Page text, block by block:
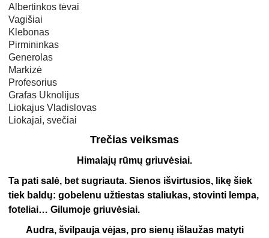
Albertinkos tėvai
Vagišiai
Klebonas
Pirmininkas
Generolas
Markizė
Profesorius
Grafas Uknolijus
Liokajus Vladislovas
Liokajai, svečiai
Trečias veiksmas
Himalajų rūmų griuvėsiai.
Ta pati salė, bet sugriauta. Sienos išvirtusios, likę šiek
tiek baldų: gobelenu užtiestas staliukas, stovinti lempa,
foteliai… Gilumoje griuvėsiai.
Audra, švilpauja vėjas, pro sienų išlaužas matyti